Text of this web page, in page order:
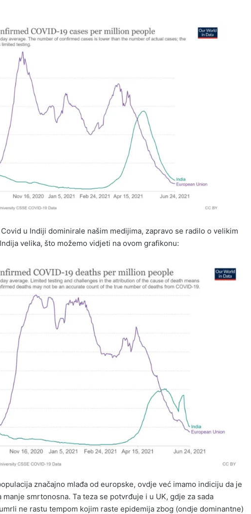
u Indiji dominirale našim medijima, zapravo se radilo o velikim
velika, što možemo vidjeti na ovom grafikonu:
značajno mlađa od europske, ovdje već imamo indiciju da je
manje smrtonosna. Ta teza se potvrđuje i u UK, gdje za sada
ne rastu tempom kojim raste epidemija zbog (ondje dominantne)